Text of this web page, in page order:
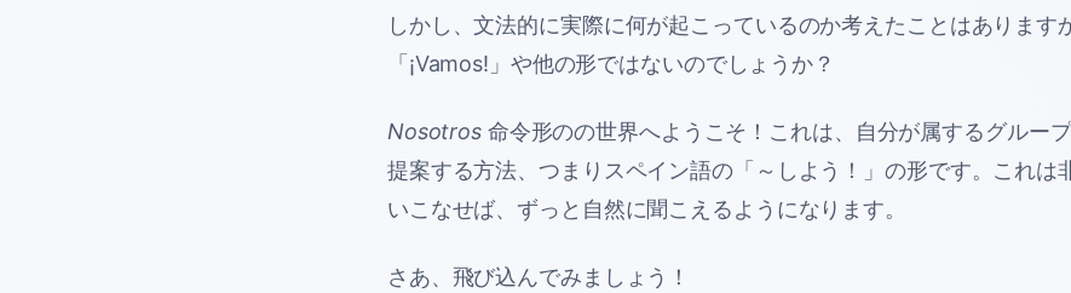
しかし、文法的に実際に何が起こっているのか考えたことはあります
「¡Vamos!」や他の形ではないのでしょうか？
Nosotros命令形のの世界へようこそ！これは、自分が属するグルー
提案する方法、つまりスペイン語の「～しよう！」の形です。これは
いこなせば、ずっと自然に聞こえるようになります。
さあ、飛び込んでみましょう！